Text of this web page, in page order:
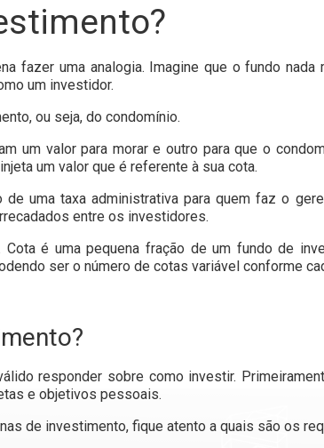
fazer uma analogia. Imagine que o fundo
um investidor.
ou seja, do condomínio.
um valor para morar e outro para que o
um valor que é referente à sua cota.
uma taxa administrativa para quem faz o
entre os investidores.
é uma pequena fração de um fundo de
ser o número de cotas variável conforme
responder sobre como investir.
e objetivos pessoais.
de investimento, fique atento a quais são os